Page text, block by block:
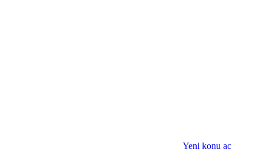
Yeni konu aç